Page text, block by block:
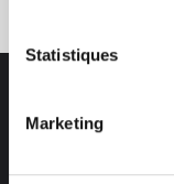
Statistiques
Marketing